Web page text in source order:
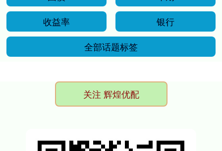
收益率
银行
全部话题标签
关注 辉煌优配